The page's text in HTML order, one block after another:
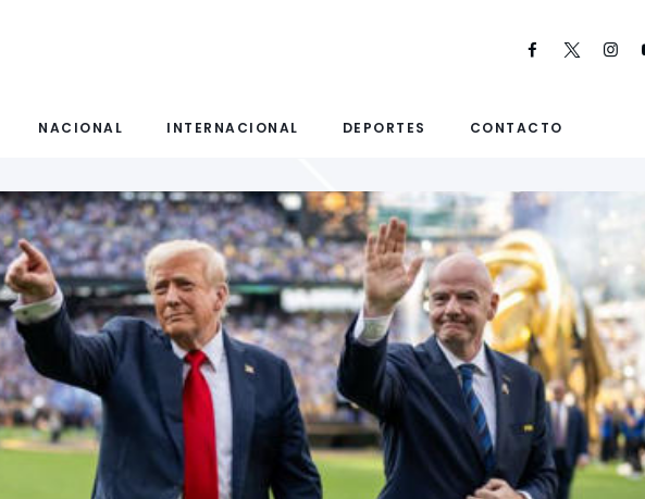
NACIONAL INTERNACIONAL DEPORTES CONTACTO